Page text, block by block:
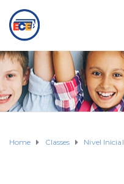
Home Classes Nivel Inicial